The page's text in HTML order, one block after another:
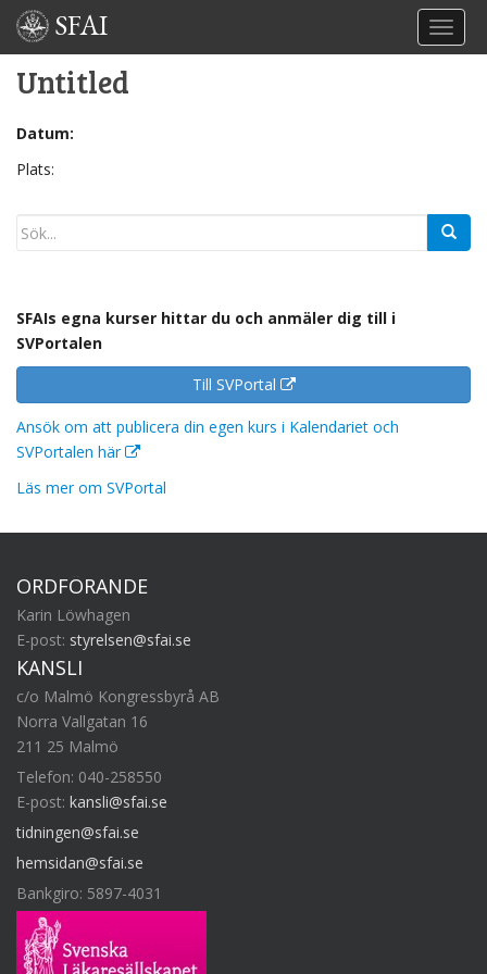
SFAI
Untitled
Datum:
Plats:
SFAIs egna kurser hittar du och anmäler dig till i
SVPortalen
Till SVPortal
Ansök om att publicera din egen kurs i Kalendariet och
SVPortalen här
Läs mer om SVPortal
ORDFÖRANDE
Karin Löwhagen
E-post: styrelsen@sfai.se
KANSLI
c/o Malmö Kongressbyrå AB
Norra Vallgatan 16
211 25 Malmö
Telefon: 040-258550
E-post: kansli@sfai.se
tidningen@sfai.se
hemsidan@sfai.se
Bankgiro: 5897-4031